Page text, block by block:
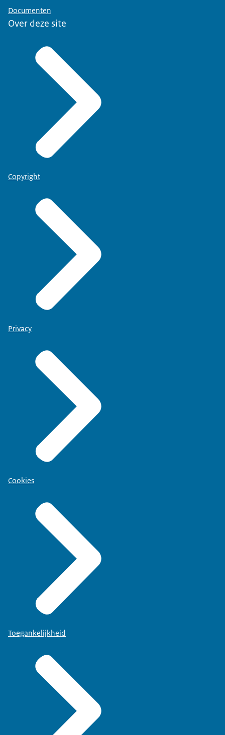
Documenten
Over deze site
Copyright
Privacy
Cookies
Toegankelijkheid